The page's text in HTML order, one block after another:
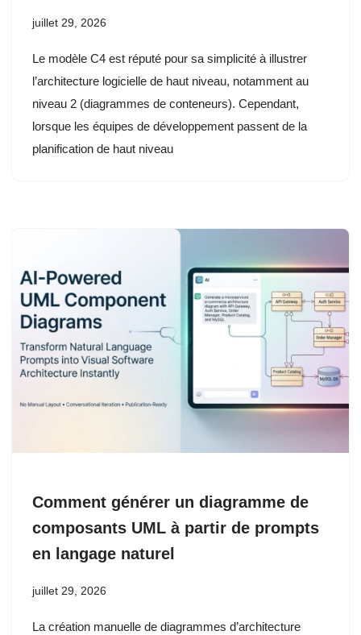
juillet 29, 2026
Le modèle C4 est réputé pour sa simplicité à illustrer
l’architecture logicielle de haut niveau, notamment au
niveau 2 (diagrammes de conteneurs). Cependant,
lorsque les équipes de développement passent de la
planification de haut niveau
Comment générer un diagramme de
composants UML à partir de prompts
en langage naturel
juillet 29, 2026
La création manuelle de diagrammes d’architecture